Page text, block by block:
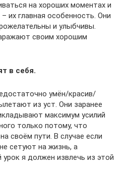
на хороших моментах и
их главная особенность. Они
и улыбчивы.
своим хорошим
в себя.
умён/красив/
из уст. Они заранее
максимум усилий
только потому, что
своём пути. В случае если
сетуют на жизнь, а
я должен извлечь из этой